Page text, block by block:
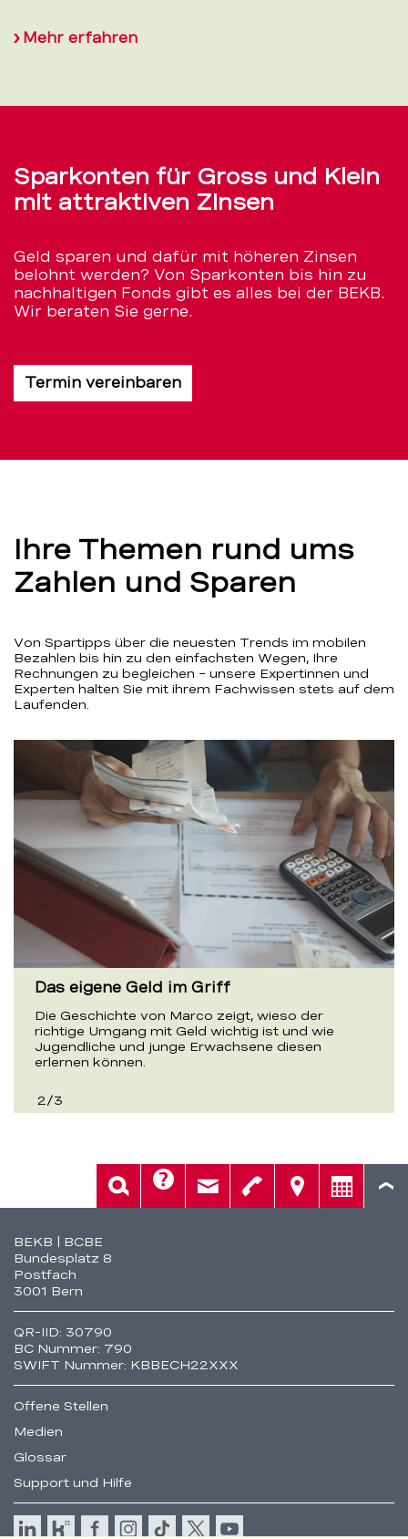
Mehr erfahren
Sparkonten für Gross und Klein
mit attraktiven Zinsen
Geld sparen und dafür mit höheren Zinsen
belohnt werden? Von Sparkonten bis hin zu
nachhaltigen Fonds gibt es alles bei der BEKB.
Wir beraten Sie gerne.
Termin vereinbaren
Ihre Themen rund ums
Zahlen und Sparen
Von Spartipps über die neuesten Trends im mobilen
Bezahlen bis hin zu den einfachsten Wegen, Ihre
Rechnungen zu begleichen – unsere Expertinnen und
Experten halten Sie mit ihrem Fachwissen stets auf dem
Laufenden.
Das eigene Geld im Griff
Die Geschichte von Marco zeigt, wieso der
richtige Umgang mit Geld wichtig ist und wie
Jugendliche und junge Erwachsene diesen
erlernen können.
2/3
Fusszeile
BEKB | BCBE
Bundesplatz 8
Postfach
3001 Bern
QR-IID: 30790
BC Nummer: 790
SWIFT Nummer: KBBECH22XXX
Offene Stellen
Medien
Glossar
Support und Hilfe